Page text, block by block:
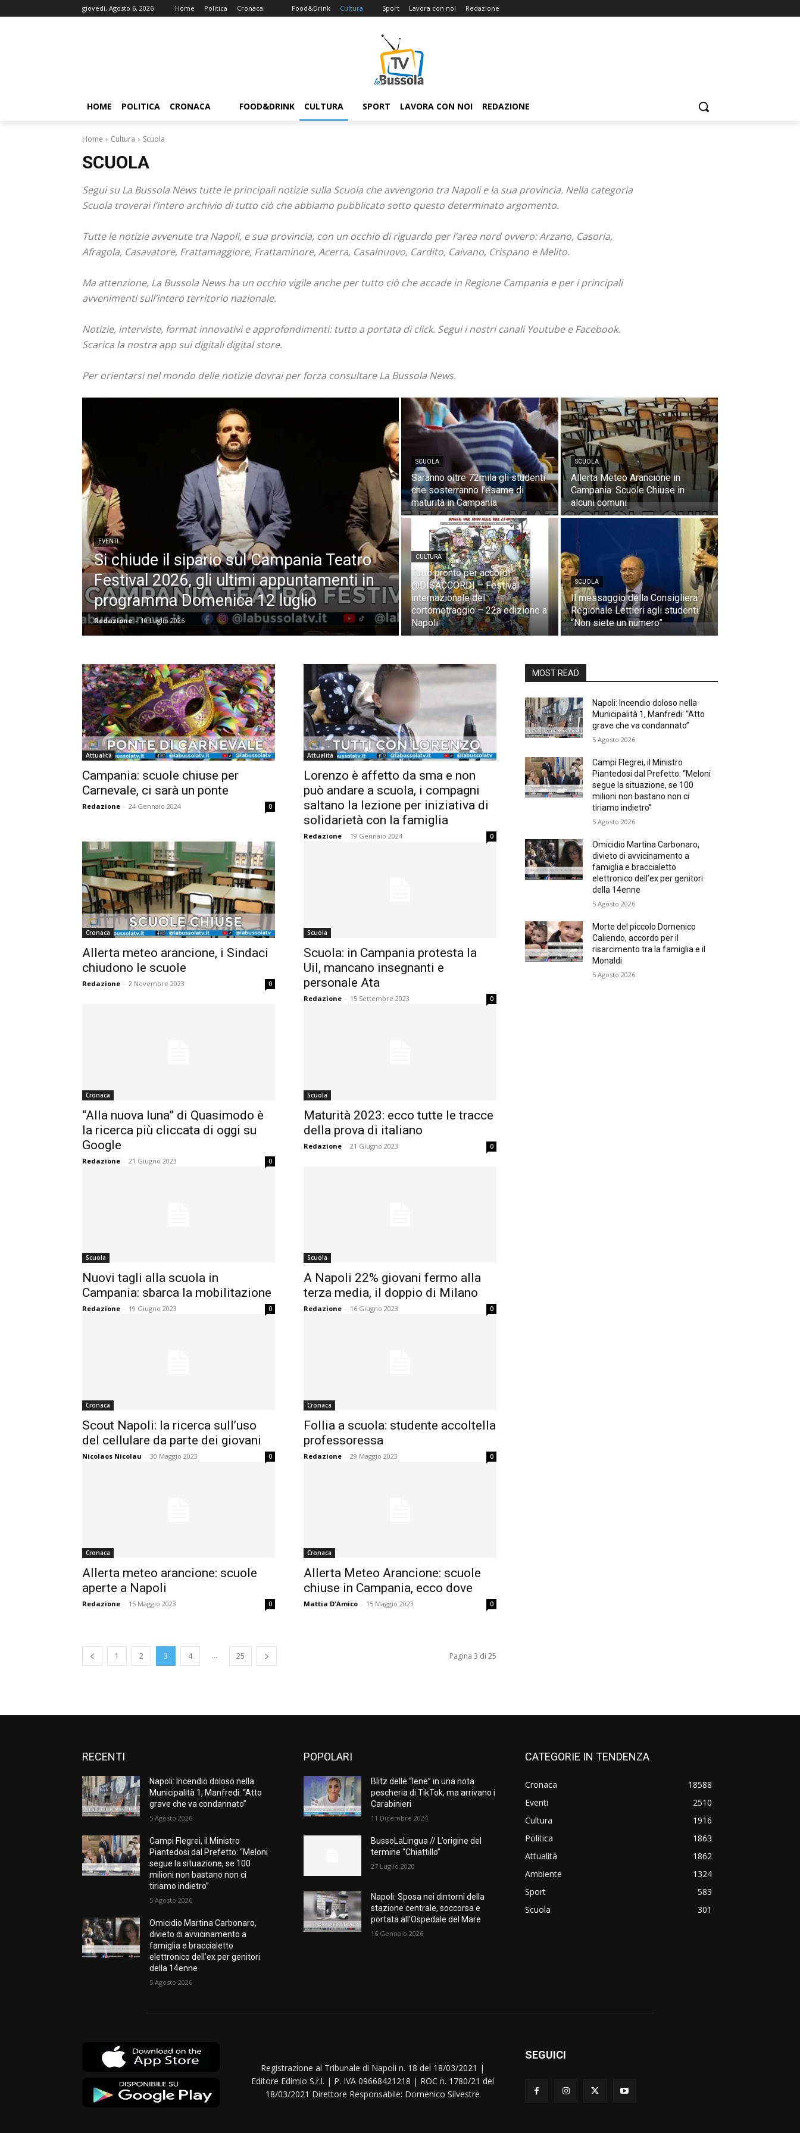
giovedì, Agosto 6, 2026 Home Politica Cronaca Food&Drink Cultura Sport Lavora con noi Redazione
HOME POLITICA CRONACA FOOD&DRINK CULTURA SPORT LAVORA CON NOI REDAZIONE
Home Cultura Scuola
SCUOLA
Segui su La Bussola News tutte le principali notizie sulla Scuola che avvengono tra Napoli e la sua provincia. Nella categoria
Scuola troverai l’intero archivio di tutto ciò che abbiamo pubblicato sotto questo determinato argomento.
Tutte le notizie avvenute tra Napoli, e sua provincia, con un occhio di riguardo per l’area nord ovvero: Arzano, Casoria,
Afragola, Casavatore, Frattamaggiore, Frattaminore, Acerra, Casalnuovo, Cardito, Caivano, Crispano e Melito.
Ma attenzione, La Bussola News ha un occhio vigile anche per tutto ciò che accade in Regione Campania e per i principali
avvenimenti sull’intero territorio nazionale.
Notizie, interviste, format innovativi e approfondimenti: tutto a portata di click. Segui i nostri canali Youtube e Facebook.
Scarica la nostra app sui digitali digital store.
Per orientarsi nel mondo delle notizie dovrai per forza consultare La Bussola News.
EVENTI
Si chiude il sipario sul Campania Teatro
Festival 2026, gli ultimi appuntamenti in
programma Domenica 12 luglio
Redazione - 10 Luglio 2026
SCUOLA
Saranno oltre 72mila gli studenti
che sosterranno l’esame di
maturità in Campania
SCUOLA
Allerta Meteo Arancione in
Campania: Scuole Chiuse in
alcuni comuni
CULTURA
Tutto pronto per accordi
@DISACCORDI – Festival
internazionale del
cortometraggio – 22a edizione a
Napoli
SCUOLA
Il messaggio della Consigliera
Regionale Lettieri agli studenti:
“Non siete un numero”
Attualità
Campania: scuole chiuse per
Carnevale, ci sarà un ponte
Redazione - 24 Gennaio 2024 0
Attualità
Lorenzo è affetto da sma e non
può andare a scuola, i compagni
saltano la lezione per iniziativa di
solidarietà con la famiglia
Redazione - 19 Gennaio 2024 0
Cronaca
Allerta meteo arancione, i Sindaci
chiudono le scuole
Redazione - 2 Novembre 2023 0
Scuola
Scuola: in Campania protesta la
Uil, mancano insegnanti e
personale Ata
Redazione - 15 Settembre 2023 0
Cronaca
“Alla nuova luna” di Quasimodo è
la ricerca più cliccata di oggi su
Google
Redazione - 21 Giugno 2023 0
Scuola
Maturità 2023: ecco tutte le tracce
della prova di italiano
Redazione - 21 Giugno 2023 0
Scuola
Nuovi tagli alla scuola in
Campania: sbarca la mobilitazione
Redazione - 19 Giugno 2023 0
Scuola
A Napoli 22% giovani fermo alla
terza media, il doppio di Milano
Redazione - 16 Giugno 2023 0
Cronaca
Scout Napoli: la ricerca sull’uso
del cellulare da parte dei giovani
Nicolaos Nicolau - 30 Maggio 2023 0
Cronaca
Follia a scuola: studente accoltella
professoressa
Redazione - 29 Maggio 2023 0
Cronaca
Allerta meteo arancione: scuole
aperte a Napoli
Redazione - 15 Maggio 2023 0
Cronaca
Allerta Meteo Arancione: scuole
chiuse in Campania, ecco dove
Mattia D'Amico - 15 Maggio 2023 0
1 2 3 4 ... 25 Pagina 3 di 25
MOST READ
Napoli: Incendio doloso nella
Municipalità 1, Manfredi: “Atto
grave che va condannato”
5 Agosto 2026
Campi Flegrei, il Ministro
Piantedosi dal Prefetto: “Meloni
segue la situazione, se 100
milioni non bastano non ci
tiriamo indietro”
5 Agosto 2026
Omicidio Martina Carbonaro,
divieto di avvicinamento a
famiglia e braccialetto
elettronico dell’ex per genitori
della 14enne
5 Agosto 2026
Morte del piccolo Domenico
Caliendo, accordo per il
risarcimento tra la famiglia e il
Monaldi
5 Agosto 2026
RECENTI
Napoli: Incendio doloso nella
Municipalità 1, Manfredi: “Atto
grave che va condannato”
5 Agosto 2026
Campi Flegrei, il Ministro
Piantedosi dal Prefetto: “Meloni
segue la situazione, se 100
milioni non bastano non ci
tiriamo indietro”
5 Agosto 2026
Omicidio Martina Carbonaro,
divieto di avvicinamento a
famiglia e braccialetto
elettronico dell’ex per genitori
della 14enne
5 Agosto 2026
POPOLARI
Blitz delle “Iene” in una nota
pescheria di TikTok, ma arrivano i
Carabinieri
11 Dicembre 2024
BussoLaLingua // L’origine del
termine “Chiattillo”
27 Luglio 2020
Napoli: Sposa nei dintorni della
stazione centrale, soccorsa e
portata all’Ospedale del Mare
16 Gennaio 2026
CATEGORIE IN TENDENZA
Cronaca
18588
Eventi
2510
Cultura
1916
Politica
1863
Attualità
1862
Ambiente
1324
Sport
583
Scuola
301
Registrazione al Tribunale di Napoli n. 18 del 18/03/2021 |
Editore Edimio S.r.l. | P. IVA 09668421218 | ROC n. 1780/21 del
18/03/2021 Direttore Responsabile: Domenico Silvestre
SEGUICI